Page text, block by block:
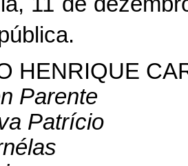
HENRIQUE
Parente
Patrício